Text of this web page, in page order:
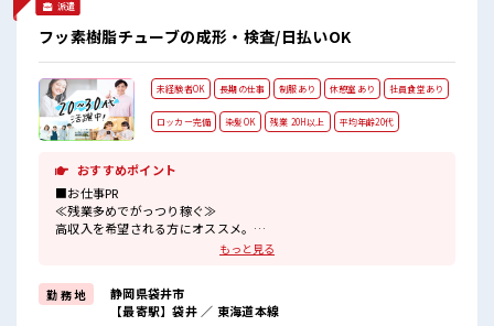
場を“地元密着”でお手伝いします。 ※寮アリのお仕事！一人
暮らしスタートにもピッタリ♪ ■お仕事PR ≪扶養内で働く≫
扶養内OKなので、 主婦&主夫さんも気軽にご応募くださいね
♪ ≪寮ありのお仕事≫ 一人暮らしをしたい方や高収入で働き
たい方に、 オススメしたい寮完備のお仕事！ 担当者があなた
をしっかりサポートするので、 安心して寮で新生活がスター
トできます♪ 基本的に赴任地までの交通費が出ますので遠方
よってはお願いすることもありますが、 残業はほとんどナ
気 明るすぎたり奇抜過ぎなければヘアカラーOK！ 扶養控除
内を希望の方にオススメ！ 主婦主夫さんなど、 同じ境遇の方
も多数活躍中！ 高収入もバッチリ目指せますよ！
派遣
フッ素樹脂チューブの成形・検査/日払いOK
未経験者OK 長期の仕事 制服あり 休憩室あり 社員食堂あり
ロッカー完備 染髪OK 残業 20H以上 平均年齢20代
おすすめポイント
■お仕事PR
≪残業多めでがっつり稼ぐ≫
高収入を希望される方にオススメ。
残業は月20時間以上あります♪
明るすぎたり奇抜でなければ基本的に自由！
(規定有)≪ラクラク制服アリ≫
制服があるので、
もっと見る
勤 務 地
静岡県袋井市
【最寄駅】袋井 ／ 東海道本線